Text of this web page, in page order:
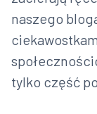
naszego
tylko część